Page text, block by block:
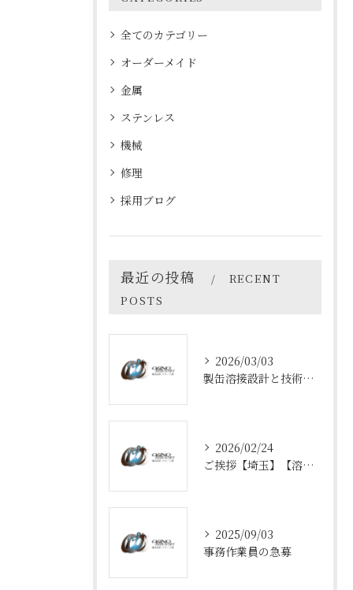
全てのカテゴリー
オーダーメイド
金属
ステンレス
機械
修理
採用ブログ
最近の投稿
RECENT
POSTS
2026/03/03
製缶溶接設計と技術の最前線
2026/02/24
ご挨拶【埼玉】【溶接】
2025/09/03
事務作業員の急募